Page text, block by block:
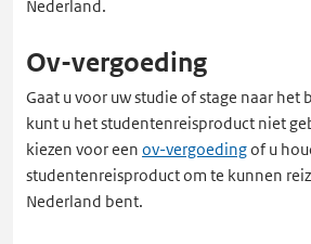
Nederland.
Ov-vergoeding
Gaat u voor uw studie of stage naar het
kunt u het studentenreisproduct niet
kiezen voor een ov-vergoedingof u
studentenreisproduct om te kunnen
Nederland bent.